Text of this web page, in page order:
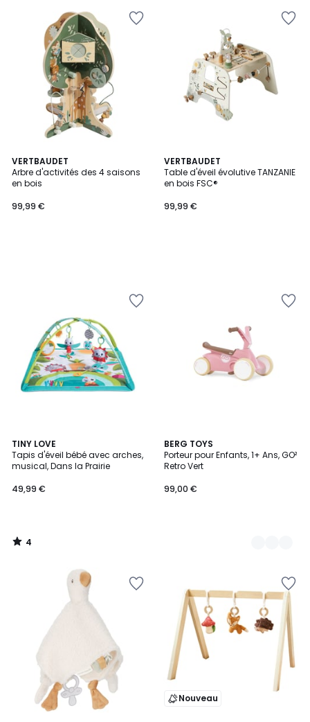
VERTBAUDET
Arbre d'activités des 4 saisons
en bois
99,99 €
VERTBAUDET
Table d'éveil évolutive TANZANIE
en bois FSC®
99,99 €
TINY LOVE
Tapis d'éveil bébé avec arches,
musical, Dans la Prairie
49,99 €
4
/
5
4
/
BERG TOYS
Porteur pour Enfants, 1+ Ans, GO²
Retro Vert
99,00 €
2
Couleurs
Nouveau